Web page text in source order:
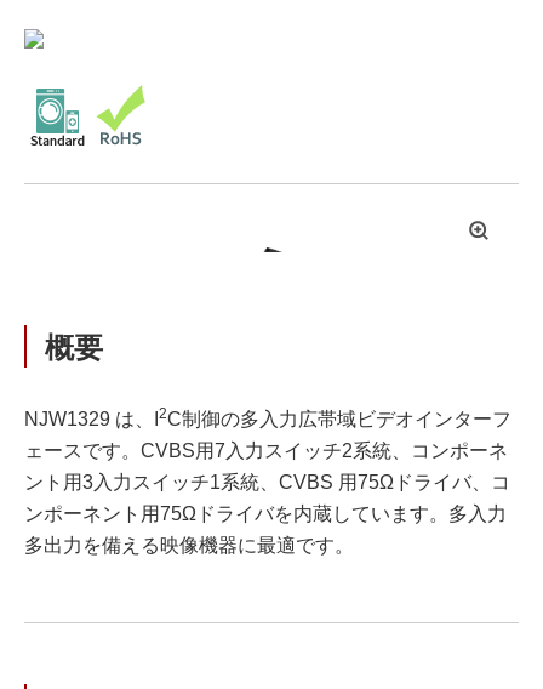
拡
概要
NJW1329 は、I 2C制御の多入力広帯域ビデオインターフ
ェースです。CVBS用7入力スイッチ2系統、コンポーネ
ント用3入力スイッチ1系統、CVBS 用75Ωドライバ、コ
ンポーネント用75Ωドライバを内蔵しています。多入力
多出力を備える映像機器に最適です。